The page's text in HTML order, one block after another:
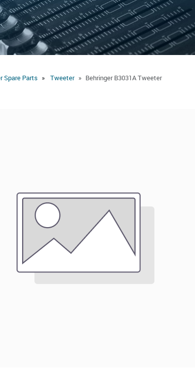
Spare Parts Tweeter Behringer B3031A Tweeter